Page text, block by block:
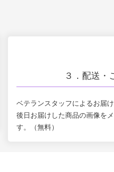
３．配送・
ベテランスタッフによるお届
後日お届けした商品の画像を
す。（無料）